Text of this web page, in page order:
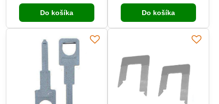
Do košíka Do košíka